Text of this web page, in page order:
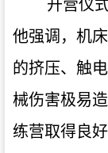
开营仪
他强调，机
的挤压、触
械伤害极易
练营取得良